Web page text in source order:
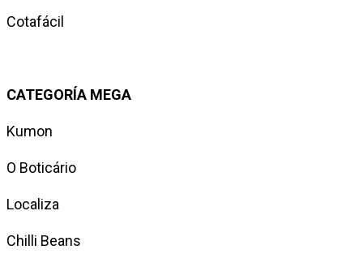
Cotafácil
CATEGORÍA MEGA
Kumon
O Boticário
Localiza
Chilli Beans